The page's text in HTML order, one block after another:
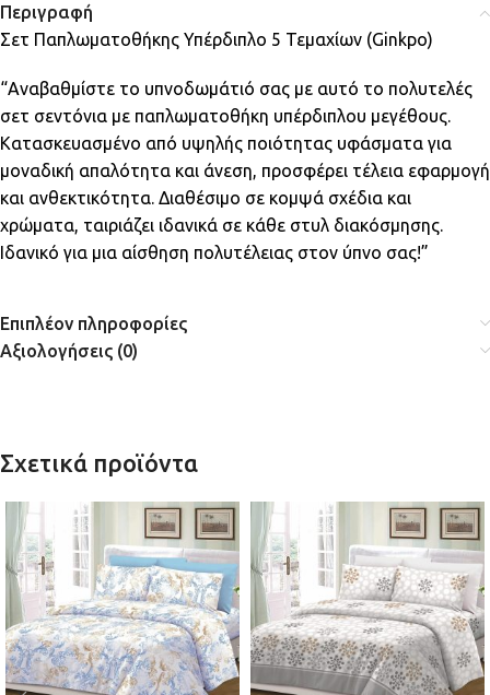
Περιγραφή
Σετ Παπλωματοθήκης Υπέρδιπλο 5 Τεμαχίων (Ginkpo)
“Αναβαθμίστε το υπνοδωμάτιό σας με αυτό το πολυτελές
σετ σεντόνια με παπλωματοθήκη υπέρδιπλου μεγέθους.
Κατασκευασμένο από υψηλής ποιότητας υφάσματα για
μοναδική απαλότητα και άνεση, προσφέρει τέλεια εφαρμογή
και ανθεκτικότητα. Διαθέσιμο σε κομψά σχέδια και
χρώματα, ταιριάζει ιδανικά σε κάθε στυλ διακόσμησης.
Ιδανικό για μια αίσθηση πολυτέλειας στον ύπνο σας!”
Επιπλέον πληροφορίες
Αξιολογήσεις (0)
Σχετικά προϊόντα